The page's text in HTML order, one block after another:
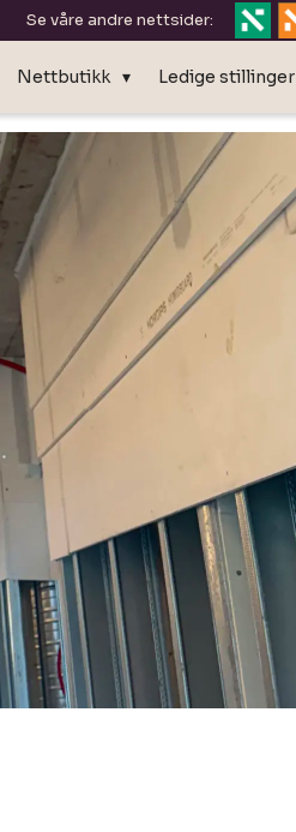
Se våre andre nettsider:
Nettbutikk Ledige stillinger